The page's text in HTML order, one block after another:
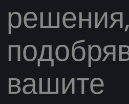
вашите